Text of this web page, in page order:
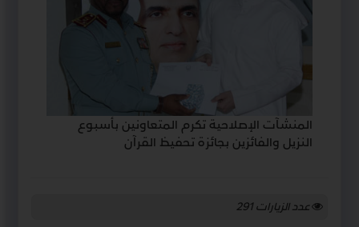
المنشآت الإصلاحية تكرم المتعاونين بأسبوع
النزيل والفائزين بجائزة تحفيظ القرآن
عدد الزيارات291